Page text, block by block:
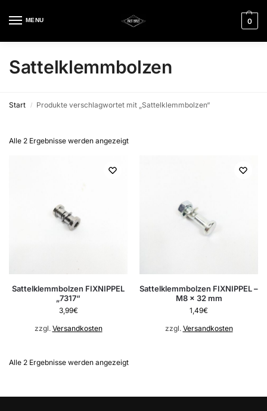
MENU 0
Sattelklemmbolzen
Start / Produkte verschlagwortet mit „Sattelklemmbolzen“
Alle 2 Ergebnisse werden angezeigt
Sattelklemmbolzen FIXNIPPEL
„7317“
3,99€
zzgl. Versandkosten
Sattelklemmbolzen FIXNIPPEL –
M8 x 32 mm
1,49€
zzgl. Versandkosten
Alle 2 Ergebnisse werden angezeigt